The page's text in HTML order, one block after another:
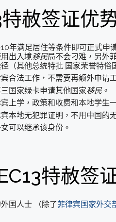
特赦签证优
年满足居住等条件即可正式申
出入境移民局不会刁难，另外
（其他总统特批 国家荣誉特俗
合法工作，不需要再额外申请
国家绿卡申请其他国家移民。
上学，政策和收费和本地学生
本地无犯罪证明，不用中国的
可以继承该身份。
特赦签
国人士 （除了菲律宾国家外交